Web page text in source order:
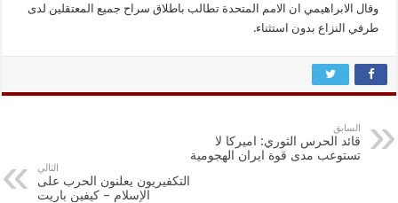
وقال الابراهيمي ان الامم المتحدة تطالب باطلاق سراح جميع المعتقلين لدى
طرفي النزاع بدون استثناء.
السابق
قائد الحرس الثوري: اميركا لا
تستوعب مدى قوة ايران الهجومية
التالي
التکفیریون یعلنون الحرب علی
الإسلام – کیفین باریت